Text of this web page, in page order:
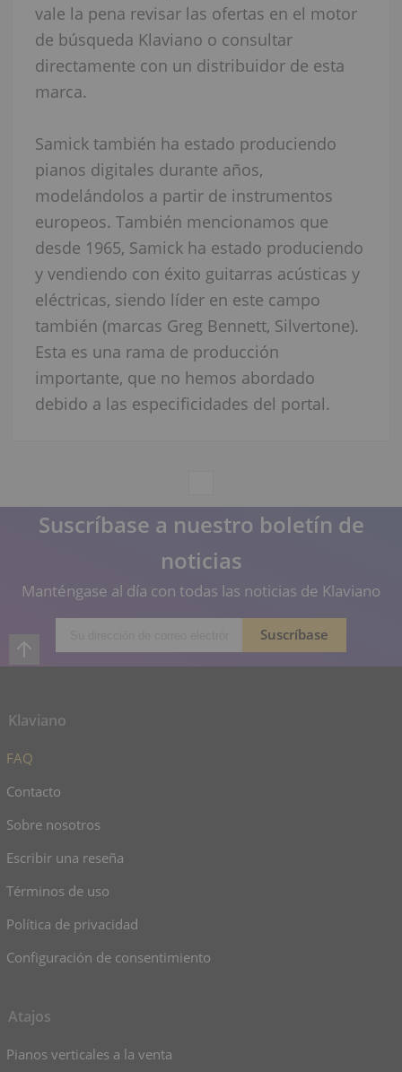
vale la pena revisar las ofertas en el motor
de búsqueda Klaviano o consultar
directamente con un distribuidor de esta
marca.
Samick también ha estado produciendo
pianos digitales durante años,
modelándolos a partir de instrumentos
europeos. También mencionamos que
desde 1965, Samick ha estado produciendo
y vendiendo con éxito guitarras acústicas y
eléctricas, siendo líder en este campo
también (marcas Greg Bennett, Silvertone).
Esta es una rama de producción
importante, que no hemos abordado
debido a las especificidades del portal.
Suscríbase a nuestro boletín de
noticias
Manténgase al día con todas las noticias de Klaviano
Klaviano
FAQ
Contacto
Sobre nosotros
Escribir una reseña
Términos de uso
Política de privacidad
Configuración de consentimiento
Atajos
Pianos verticales a la venta